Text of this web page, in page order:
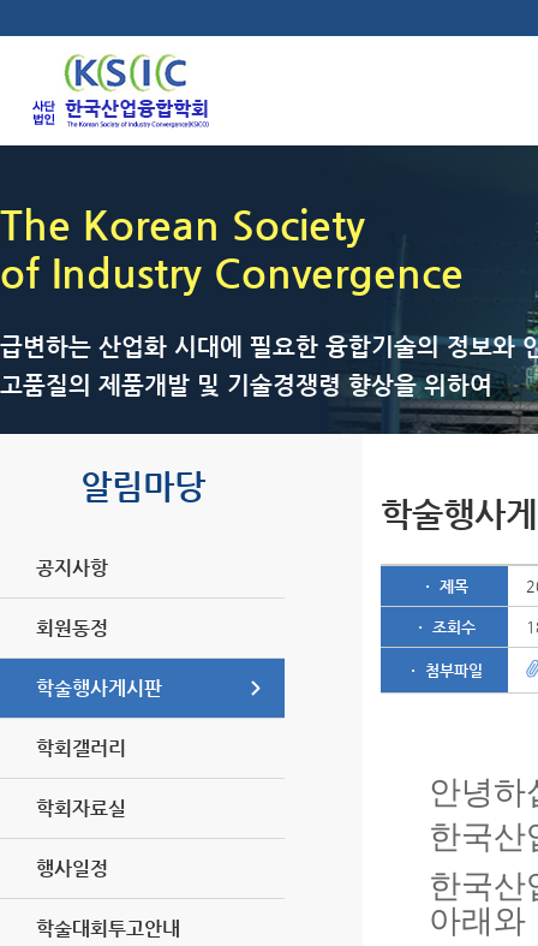
The Korean Society
of Industry Convergence
급변하는 산업화 시대에 필요한 융합기술의 정보와
고품질의 제품개발 및 기술경쟁령 향상을 위하여
알림마당
공지사항
회원동정
학술행사게시판
학회갤러리
학회자료실
행사일정
학술대회투고안내
학술행사
ㆍ 제목
ㆍ 조회수
ㆍ 첨부파일
안녕하
한국산
한국산
아래와